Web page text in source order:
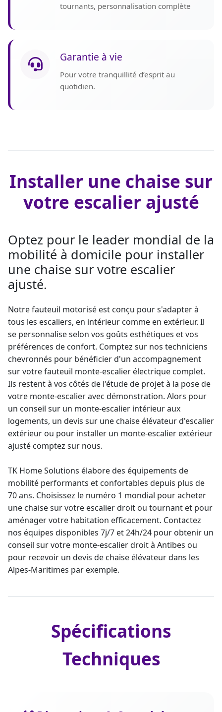
tournants, personnalisation complète
Garantie à vie
Pour votre tranquillité d’esprit au
quotidien.
Installer une chaise sur
votre escalier ajusté
Optez pour le leader mondial de la
mobilité à domicile pour installer
une chaise sur votre escalier
ajusté.
Notre fauteuil motorisé est conçu pour s'adapter à
tous les escaliers, en intérieur comme en extérieur. Il
se personnalise selon vos goûts esthétiques et vos
préférences de confort. Comptez sur nos techniciens
chevronnés pour bénéficier d'un accompagnement
sur votre fauteuil monte-escalier électrique complet.
Ils restent à vos côtés de l'étude de projet à la pose de
votre monte-escalieravec démonstration. Alors pour
un conseil sur un monte-escalier intérieuraux
logements, un devis sur une chaise élévateurd'escalier
extérieur ou pour installer un monte-escalier extérieur
ajusté comptez sur nous.
TK Home Solutions élabore des équipements de
mobilité performants et confortables depuis plus de
70 ans. Choisissez le numéro 1 mondial pouracheter
une chaise sur votre escalierdroit ou tournant et pour
aménager votre habitation efficacement. Contactez
nos équipes disponibles 7j/7 et 24h/24 pour obtenir un
conseil sur votre monte-escalier droità Antibes ou
pour recevoir un devis de chaise élévateur dans les
Alpes-Maritimes par exemple.
Spécifications
Techniques